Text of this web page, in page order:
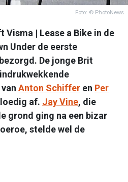
Foto: © PhotoNews
Visma | Lease a Bike in de
Under de eerste
De jonge Brit
Anton Schiffer en Per
af. Jay Vine, die
grond ging na een bizar
stelde wel de